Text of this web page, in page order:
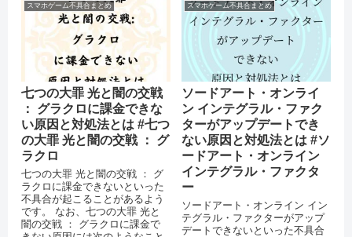
スマホゲーム不具合まとめ
七つの大罪 光と闇の交戦
： グラクロに課金できな
い原因と対処法とは #七つ
の大罪 光と闇の交戦 ： グ
ラクロ
七つの大罪 光と闇の交戦 ： グ
ラクロに課金できないといった
不具合が起こることがあるよう
です。 なお、七つの大罪 光と
闇の交戦 ： グラクロに課金で
スマホゲーム不具合まとめ
ソードアート・オンライ
ン インテグラル・ファク
ターがアップデートでき
ない原因と対処法とは #ソ
ードアート・オンライン
インテグラル・ファクタ
ー
ソードアート・オンライン イン
テグラル・ファクターがアップ
デートできないといった不具合